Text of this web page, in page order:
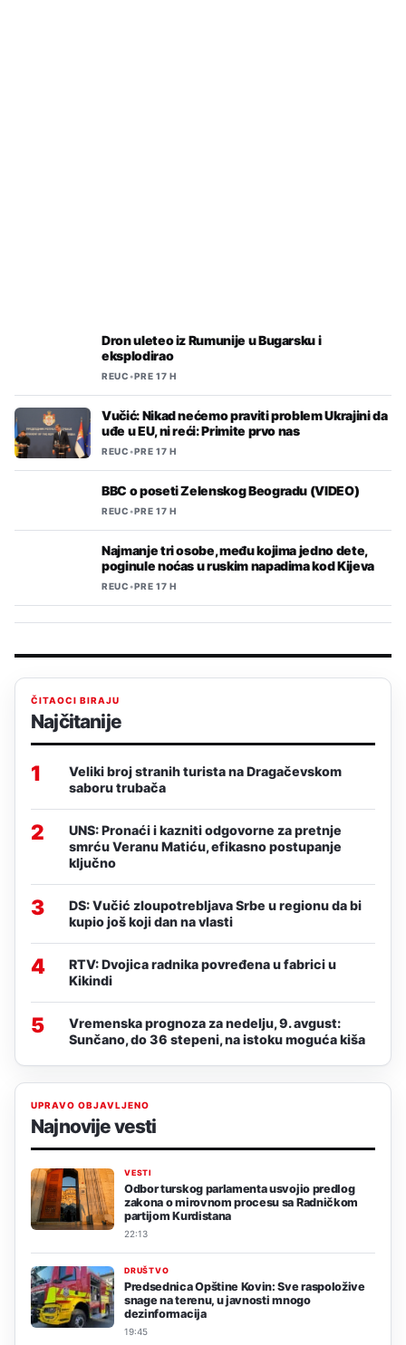
Dron uleteo iz Rumunije u Bugarsku i
eksplodirao
REUC•PRE 17 H
Vučić: Nikad nećemo praviti problem Ukrajini da
uđe u EU, ni reći: Primite prvo nas
REUC•PRE 17 H
BBC o poseti Zelenskog Beogradu (VIDEO)
REUC•PRE 17 H
Najmanje tri osobe, među kojima jedno dete,
poginule noćas u ruskim napadima kod Kijeva
REUC•PRE 17 H
ČITAOCI BIRAJU
Najčitanije
1
Veliki broj stranih turista na Dragačevskom
saboru trubača
2
UNS: Pronaći i kazniti odgovorne za pretnje
smrću Veranu Matiću, efikasno postupanje
ključno
3
DS: Vučić zloupotrebljava Srbe u regionu da bi
kupio još koji dan na vlasti
4
RTV: Dvojica radnika povređena u fabrici u
Kikindi
5
Vremenska prognoza za nedelju, 9. avgust:
Sunčano, do 36 stepeni, na istoku moguća kiša
UPRAVO OBJAVLJENO
Najnovije vesti
VESTI
Odbor turskog parlamenta usvojio predlog
zakona o mirovnom procesu sa Radničkom
partijom Kurdistana
22:13
DRUŠTVO
Predsednica Opštine Kovin: Sve raspoložive
snage na terenu, u javnosti mnogo
dezinformacija
19:45